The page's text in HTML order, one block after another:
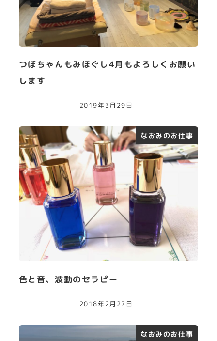
つぼちゃんもみほぐし4月もよろしくお願い
します
2019年3月29日
なおみのお仕事
色と音、波動のセラピー
2018年2月27日
なおみのお仕事